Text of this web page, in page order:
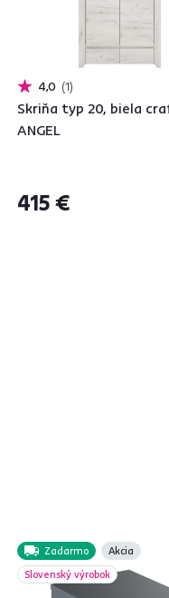
4,0 1
Skriňa typ 20, biela
ANGEL
415 €
Zadarmo
Akcia
Slovenský výrobok